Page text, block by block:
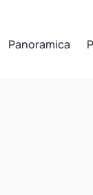
Panoramica